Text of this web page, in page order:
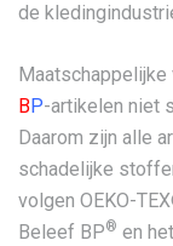
de
BP-artikelen niet
Daarom zijn alle
schadelijke
volgen OEKO-
Beleef BP® en